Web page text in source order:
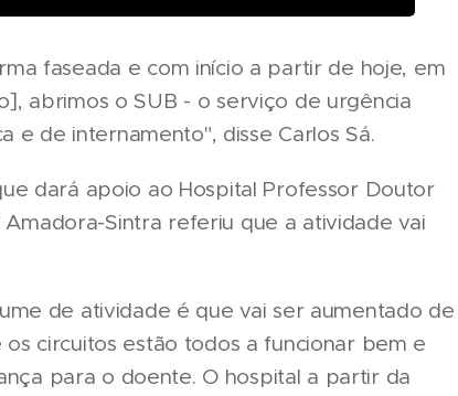
faseada e com início a partir de hoje, em
abrimos o SUB - o serviço de urgência
e de internamento", disse Carlos Sá.
dará apoio ao Hospital Professor Doutor
Sintra referiu que a atividade vai
de atividade é que vai ser aumentado de
circuitos estão todos a funcionar bem e
para o doente. O hospital a partir da